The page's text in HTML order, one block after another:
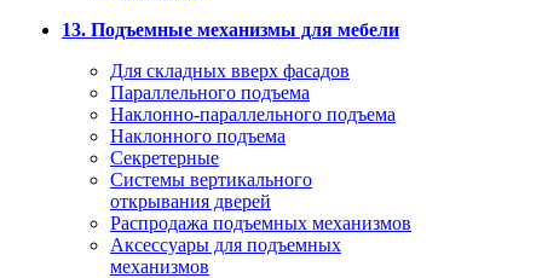
13. Подъемные механизмы для мебели
Для складных вверх фасадов
Параллельного подъема
Наклонно-параллельного подъема
Наклонного подъема
Секретерные
Системы вертикального
открывания дверей
Распродажа подъемных механизмов
Аксессуары для подъемных
механизмов